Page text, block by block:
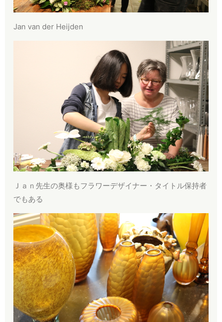
Jan van der Heijden
Ｊａｎ先生の奥様もフラワーデザイナー・タイトル保持者
でもある